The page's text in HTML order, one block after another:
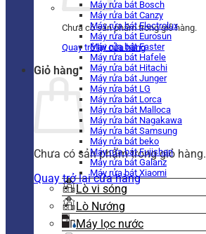
Chưa có sản phẩm trong giỏ hàng.
Quay trở lại cửa hàng
Giỏ hàng
Chưa có sản phẩm trong giỏ hàng.
Quay trở lại cửa hàng
Máy rửa bát Bosch
Máy rửa bát Canzy
Máy rửa bát Electrolux
Máy rửa bát Eurosun
Máy rửa bát Faster
Máy rửa bát Hafele
Máy rửa bát Hitachi
Máy rửa bát Junger
Máy rửa bát LG
Máy rửa bát Lorca
Máy rửa bát Malloca
Máy rửa bát Nagakawa
Máy rửa bát Samsung
Máy rửa bát beko
Máy rửa bát Fujishan
Máy rửa bát Galanz
Máy rửa bát Xiaomi
Lò vi sóng
Lò Nướng
Máy lọc nước